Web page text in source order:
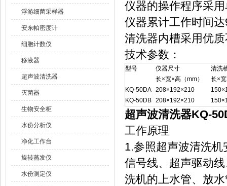
浮游细菌采样器
安东帕密度计
细胞计数仪
移液器
超声波清洗器
灭菌器
生物安全柜
水份分析仪
净化工作台
旋转蒸发仪
水份测定仪
仪器的操作程序采
仪器累计工作时间
清洗器内槽采用优
技术参数：
型号 仪器尺寸
清洗
长×宽×高（mm）
长×
KQ-50DA 208×192×210
KQ-50DB 208×192×210
超声波清洗器KQ-
工作原理
1.参照超声波清洗
信号线、超声驱动
洗机的上水管、放